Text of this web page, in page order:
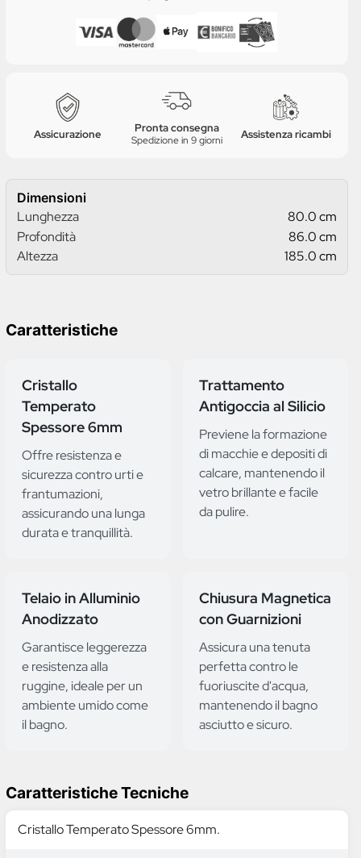
Assicurazione Pronta consegna
Spedizione in 9 giorni Assistenza ricambi
Dimensioni
Lunghezza
80.0 cm
Profondità
86.0 cm
Altezza
185.0 cm
Caratteristiche
Cristallo
Temperato
Spessore 6mm
Offre resistenza e
sicurezza contro urti e
frantumazioni,
assicurando una lunga
durata e tranquillità.
Trattamento
Antigoccia al Silicio
Previene la formazione
di macchie e depositi di
calcare, mantenendo il
vetro brillante e facile
da pulire.
Telaio in Alluminio
Anodizzato
Garantisce leggerezza
e resistenza alla
ruggine, ideale per un
ambiente umido come
il bagno.
Chiusura Magnetica
con Guarnizioni
Assicura una tenuta
perfetta contro le
fuoriuscite d'acqua,
mantenendo il bagno
asciutto e sicuro.
Caratteristiche Tecniche
Cristallo Temperato Spessore 6mm.